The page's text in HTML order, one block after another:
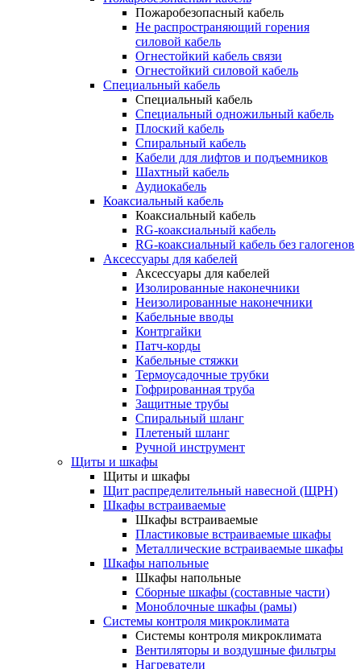
Пожаробезопасный кабель
Не распространяющий горения
силовой кабель
Огнестойкий кабель связи
Огнестойкий силовой кабель
Специальный кабель
Специальный кабель
Специальный одножильный кабель
Плоский кабель
Спиральный кабель
Кабели для лифтов и подъемников
Шахтный кабель
Аудиокабель
Коаксиальный кабель
Коаксиальный кабель
RG-коаксиальный кабель
RG-коаксиальный кабель без галогенов
Аксессуары для кабелей
Аксессуары для кабелей
Изолированные наконечники
Неизолированные наконечники
Кабельные вводы
Контргайки
Патч-корды
Кабельные стяжки
Термоусадочные трубки
Гофрированная труба
Защитные трубы
Спиральный шланг
Плетеный шланг
Ручной инструмент
Щиты и шкафы
Щиты и шкафы
Щит распределительный навесной (ЩРН)
Шкафы встраиваемые
Шкафы встраиваемые
Пластиковые встраиваемые шкафы
Металлические встраиваемые шкафы
Шкафы напольные
Шкафы напольные
Сборные шкафы (составные части)
Моноблочные шкафы (рамы)
Системы контроля микроклимата
Системы контроля микроклимата
Вентиляторы и воздушные фильтры
Нагреватели